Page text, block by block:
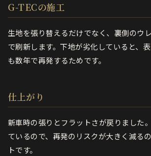
G-TECの施工
生地を張り替えるだけでなく、裏側のウ
で刷新します。下地が劣化していると、
も数年で再発するためです。
仕上がり
新車時の張りとフラットさが戻りました
ているので、再発のリスクが大きく減る
トです。